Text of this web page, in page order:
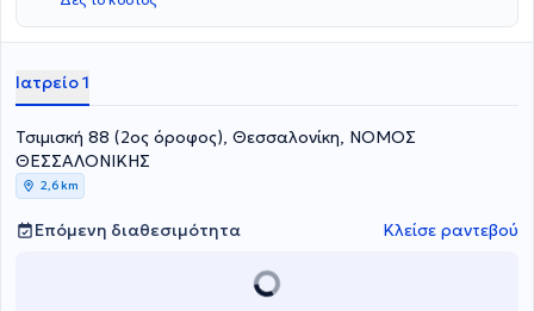
Ιατρείο 1
Τσιμισκή 88 (2ος όροφος), Θεσσαλονίκη, ΝΟΜΟΣ
ΘΕΣΣΑΛΟΝΙΚΗΣ
2,6 km
Επόμενη διαθεσιμότητα Κλείσε ραντεβού